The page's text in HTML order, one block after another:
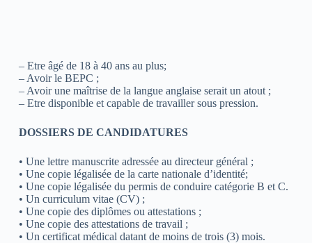
– Etre âgé de 18 à 40 ans au plus;
– Avoir le BEPC ;
– Avoir une maîtrise de la langue anglaise serait un atout ;
– Etre disponible et capable de travailler sous pression.
DOSSIERS DE CANDIDATURES
• Une lettre manuscrite adressée au directeur général ;
• Une copie légalisée de la carte nationale d’identité;
• Une copie légalisée du permis de conduire catégorie B et C.
• Un curriculum vitae (CV) ;
• Une copie des diplômes ou attestations ;
• Une copie des attestations de travail ;
• Un certificat médical datant de moins de trois (3) mois.